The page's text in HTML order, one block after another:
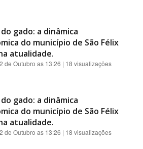
gado: a dinâmica
do município de São Félix
atualidade.
de Outubro as 13:26 | 18 visualizações
gado: a dinâmica
do município de São Félix
atualidade.
de Outubro as 13:26 | 18 visualizações